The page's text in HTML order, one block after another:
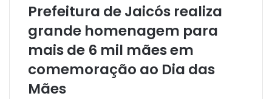
Prefeitura de Jaicós realiza
grande homenagem para
mais de 6 mil mães em
comemoração ao Dia das
Mães